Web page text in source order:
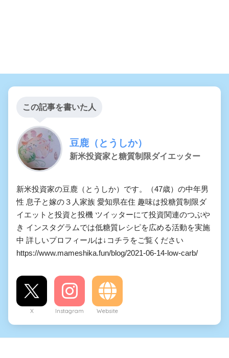
この記事を書いた人
豆鹿（とうしか）
新米投資家と糖質制限ダイエッター
新米投資家の豆鹿（とうしか）です。（47歳）の中年男
性 息子と嫁の３人家族 愛知県在住 趣味は投糖質制限ダ
イエットと投資と投機 ツイッターにて投資関連のつぶや
き インスタグラムでは低糖質レシピを広める活動を実施
中 詳しいプロフィールは↓コチラをご覧ください
https://www.mameshika.fun/blog/2021-06-14-low-carb/
X Instagram Website